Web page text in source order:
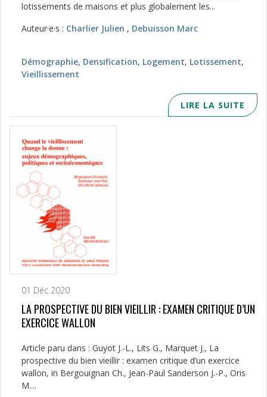
lotissements de maisons et plus globalement les...
Auteur·e·s : Charlier Julien , Debuisson Marc
Démographie, Densification, Logement, Lotissement,
Vieillissement
LIRE LA SUITE
01 Déc 2020
LA PROSPECTIVE DU BIEN VIEILLIR : EXAMEN CRITIQUE D’UN
EXERCICE WALLON
Article paru dans : Guyot J.-L., Lits G., Marquet J., La
prospective du bien vieillir : examen critique d’un exercice
wallon, in Bergouignan Ch., Jean-Paul Sanderson J.-P., Oris
M....